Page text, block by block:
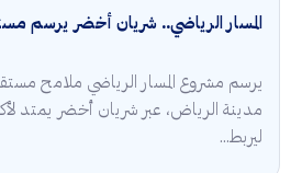
المسار الرياضي.. شريان أخضر يرسم
يرسم مشروع المسار الرياضي ملامح
ليربط...